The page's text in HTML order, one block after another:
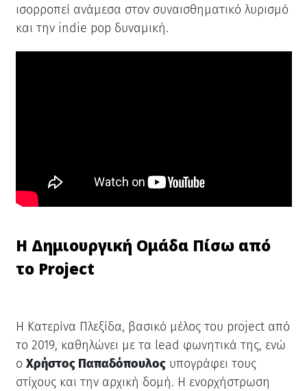
ισορροπεί ανάμεσα στον συναισθηματικό λυρισμό
και την indie pop δυναμική.
Η Δημιουργική Ομάδα Πίσω από
το Project
Η Κατερίνα Πλεξίδα, βασικό μέλος του project από
το 2019, καθηλώνει με τα lead φωνητικά της, ενώ
ο Χρήστος Παπαδόπουλοςυπογράφει τους
στίχους και την αρχική δομή. Η ενορχήστρωση